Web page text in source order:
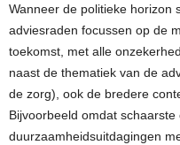
Wanneer de politieke horizon
adviesraden focussen op de
toekomst, met alle
naast de thematiek van de
de zorg), ook de bredere
Bijvoorbeeld omdat
duurzaamheidsuitdagingen